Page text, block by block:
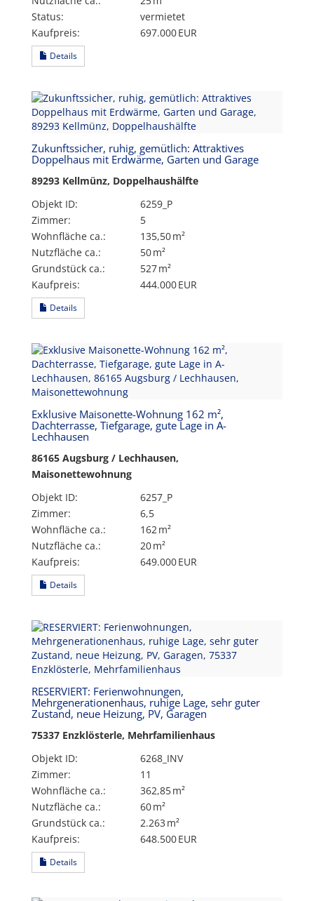
Status:
vermietet
Kaufpreis:
697.000 EUR
Details
Zukunftssicher, ruhig, gemütlich: Attraktives
Doppelhaus mit Erdwärme, Garten und Garage
89293 Kellmünz, Doppelhaushälfte
Objekt ID:
6259_P
Zimmer:
5
Wohnfläche ca.:
135,50 m²
Nutzfläche ca.:
50 m²
Grund­stück ca.:
527 m²
Kaufpreis:
444.000 EUR
Details
Exklusive Maisonette-Wohnung 162 m²,
Dachterrasse, Tiefgarage, gute Lage in A-
Lechhausen
86165 Augsburg / Lechhausen,
Maisonettewohnung
Objekt ID:
6257_P
Zimmer:
6,5
Wohnfläche ca.:
162 m²
Nutzfläche ca.:
20 m²
Kaufpreis:
649.000 EUR
Details
RESERVIERT: Ferienwohnungen,
Mehrgenerationenhaus, ruhige Lage, sehr guter
Zustand, neue Heizung, PV, Garagen
75337 Enzklösterle, Mehrfamilienhaus
Objekt ID:
6268_INV
Zimmer:
11
Wohnfläche ca.:
362,85 m²
Nutzfläche ca.:
60 m²
Grund­stück ca.:
2.263 m²
Kaufpreis:
648.500 EUR
Details